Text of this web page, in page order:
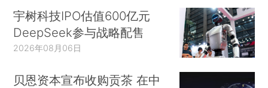
宇树科技IPO估值600亿元
DeepSeek参与战略配售
2026年08月06日
贝恩资本宣布收购贡茶 在中